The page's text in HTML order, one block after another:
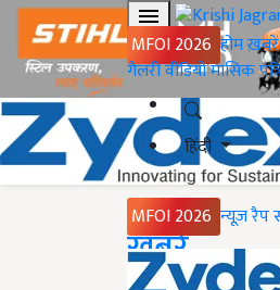
MFOI 2026 होमख़बरें
गैलरीवीडियोमासिक
हिंदी
MFOI 2026 न्यूज़ रैप
Home
ख़बरें